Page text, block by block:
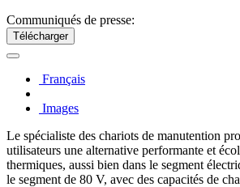
Communiqués de presse:
Télécharger
Français
Images
Le spécialiste des chariots de manutention
utilisateurs une alternative performante et
thermiques, aussi bien dans le segment
le segment de 80 V, avec des capacités de